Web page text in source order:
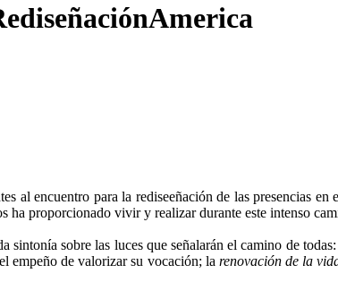
al encuentro para la rediseeñación de las presencias
ha proporcionado vivir y realizar durante este intenso
sintonía sobre las luces que señalarán el camino de todas:
empeño de valorizar su vocación; la renovación de la